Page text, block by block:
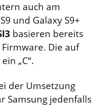
auch am
und Galaxy S9+
basieren bereits
Die auf
„C“.
der Umsetzung
Samsung jedenfalls